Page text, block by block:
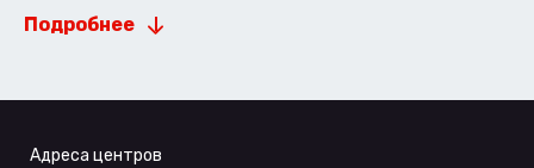
Подробнее
Адреса центров